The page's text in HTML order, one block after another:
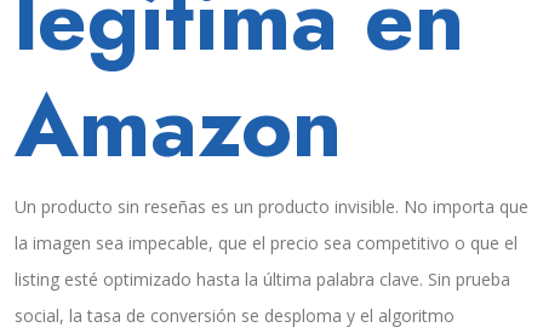
Amazon
Un producto sin reseñas es un producto invisible. No importa que
la imagen sea impecable, que el precio sea competitivo o que el
listing esté optimizado hasta la última palabra clave. Sin prueba
social, la tasa de conversión se desploma y el algoritmo